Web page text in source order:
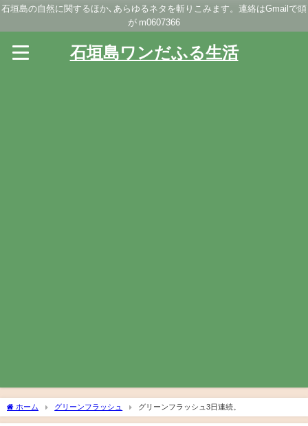
石垣島の自然に関するほか､あらゆるネタを斬りこみます。連絡はGmailで頭
が m0607366
石垣島ワンだふる生活
ホーム グリーンフラッシュ グリーンフラッシュ3日連続。